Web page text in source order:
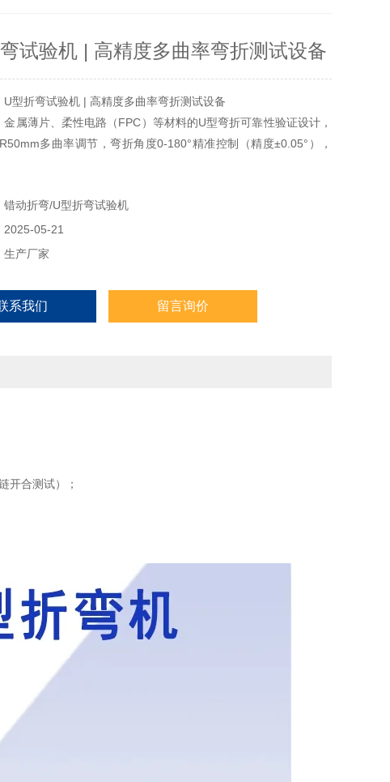
试验机 | 高精度多曲率弯折测试设备
U型折弯试验机 | 高精度多曲率弯折测试设备‌
金属薄片、柔性电路（FPC）等材料的U型弯折可靠性验证设计，
多曲率调节，弯折角度0-180°精准控制（精度±0.05°），
0.1N）与电阻监测模块（±0.01Ω），实时捕捉材料断裂、形变回
能衰减等失效信号。
错动折弯/U型折弯试验机
2025-05-21
生产厂家
系我们 留言询价
开合测试）；